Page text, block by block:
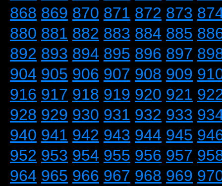
868 869 870 871 872 873
880 881 882 883 884 885
892 893 894 895 896 897
904 905 906 907 908 909
916 917 918 919 920 921
928 929 930 931 932 933
940 941 942 943 944 945
952 953 954 955 956 957
964 965 966 967 968 969